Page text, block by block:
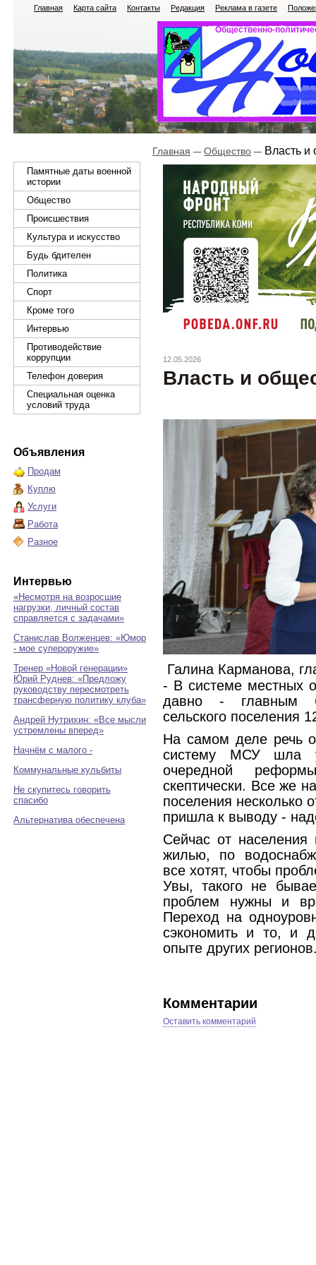
Главная Карта сайта Контакты Редакция Реклама в газете
Общественно-
Памятные даты военной
истории
Общество
Происшествия
Культура и искусство
Будь бдителен
Политика
Спорт
Кроме того
Интервью
Противодействие
коррупции
Телефон доверия
Специальная оценка
условий труда
Объявления
Продам
Куплю
Услуги
Работа
Разное
Интервью
«Несмотря на возросшие
нагрузки, личный состав
справляется с задачами»
Станислав Волженцев: «Юмор
- мое супероружие»
Тренер «Новой генерации»
Юрий Руднев: «Предложу
руководству пересмотреть
трансферную политику клуба»
Андрей Нутрихин: «Все мысли
устремлены вперед»
Начнём с малого -
Коммунальные кульбиты
Не скупитесь говорить
спасибо
Альтернатива обеспечена
Главная Общество Власть и
12.05.2026
Власть и
Галина Карманова,
- В системе местных
давно - главным
сельского поселения
На самом деле речь
систему МСУ шла
очередной
скептически. Все же
поселения несколько
пришла к выводу -
Сейчас от населения
жилью, по
все хотят, чтобы
Увы, такого не
проблем нужны и
Переход на
сэкономить и то, и
опыте других
Комментарии
Оставить комментарий